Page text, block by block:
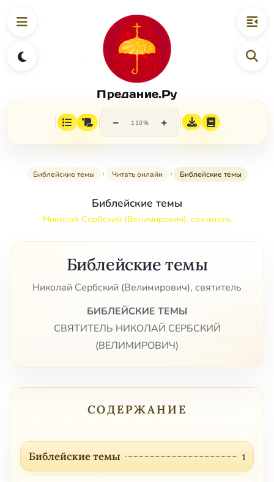
Предание.Ру
− 110% +
Библейские темы Читать онлайн Библейские темы
Библейские темы
Николай Сербский (Велимирович), святитель
Библейские темы
Николай Сербский (Велимирович), святитель
БИБЛЕЙСКИЕ ТЕМЫ
СВЯТИТЕЛЬ НИКОЛАЙ СЕРБСКИЙ
(ВЕЛИМИРОВИЧ)
СОДЕРЖАНИЕ
Библейские темы 1